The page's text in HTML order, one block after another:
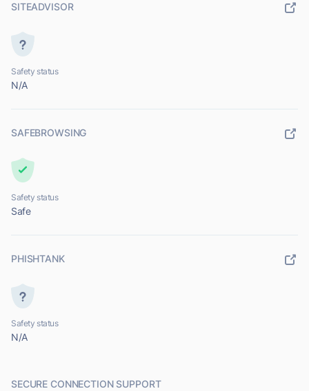
SITEADVISOR
Safety status
N/A
SAFEBROWSING
Safety status
Safe
PHISHTANK
Safety status
N/A
SECURE CONNECTION SUPPORT